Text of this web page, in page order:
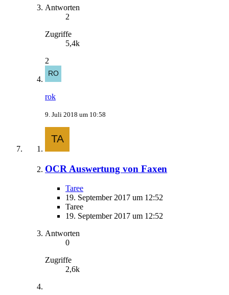
Antworten
2
Zugriffe
5,4k
2
rok
9. Juli 2018 um 10:58
OCR Auswertung von Faxen
Taree
19. September 2017 um 12:52
Taree
19. September 2017 um 12:52
Antworten
0
Zugriffe
2,6k